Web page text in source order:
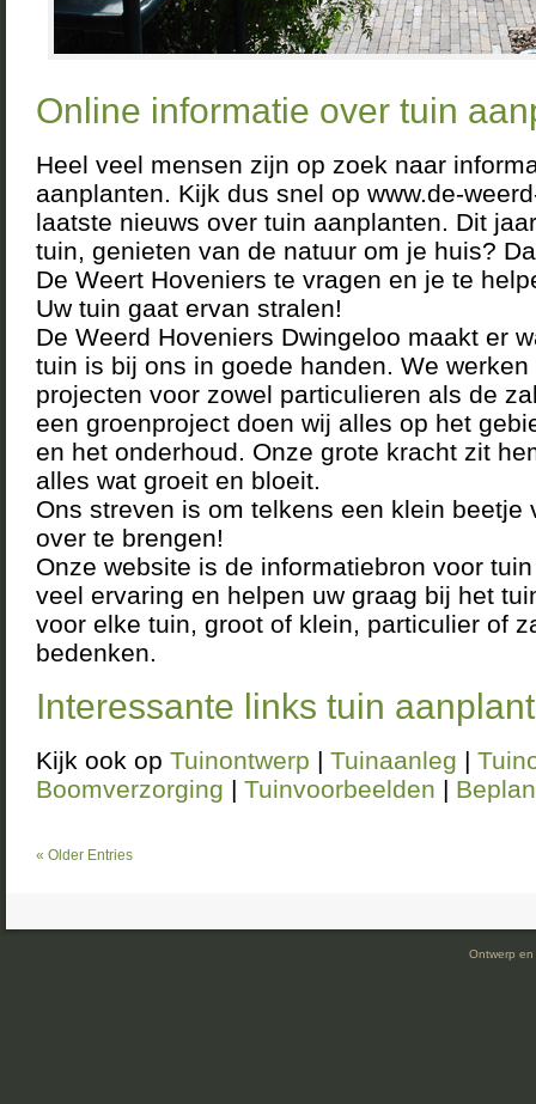
Online informatie over tuin
Heel veel mensen zijn op zoek naar
aanplanten. Kijk dus snel op www.de-
laatste nieuws over tuin aanplanten. Dit
tuin, genieten van de natuur om je huis?
De Weert Hoveniers te vragen en je te
Uw tuin gaat ervan stralen!
De Weerd Hoveniers Dwingeloo maakt er
tuin is bij ons in goede handen. We
projecten voor zowel particulieren als de
een groenproject doen wij alles op het
en het onderhoud. Onze grote kracht zit
alles wat groeit en bloeit.
Ons streven is om telkens een klein beetje
over te brengen!
Onze website is de informatiebron voor
veel ervaring en helpen uw graag bij het
voor elke tuin, groot of klein, particulier of
bedenken.
Interessante links tuin
Kijk ook op Tuinontwerp | Tuinaanleg |
Boomverzorging | Tuinvoorbeelden |
« Older Entries
Ontwerp